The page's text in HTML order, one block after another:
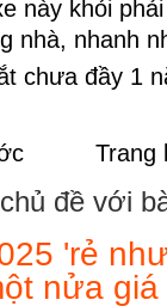
này khỏi
nhà, nhanh
chưa đầy 1
Trang
đề với
'rẻ
nửa giá